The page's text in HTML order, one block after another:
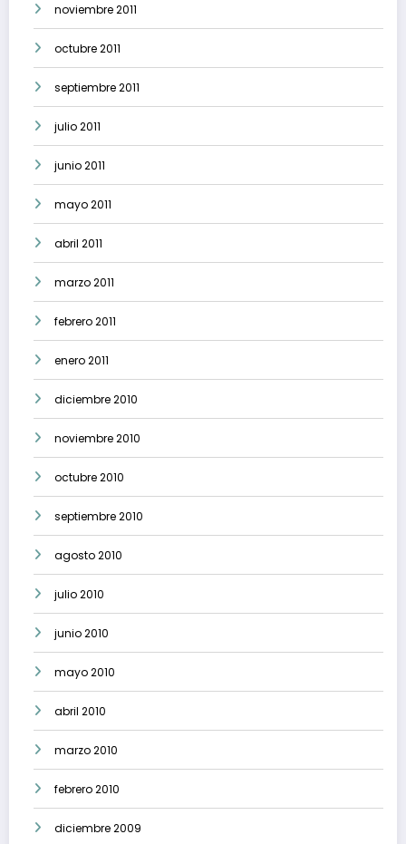
noviembre 2011
octubre 2011
septiembre 2011
julio 2011
junio 2011
mayo 2011
abril 2011
marzo 2011
febrero 2011
enero 2011
diciembre 2010
noviembre 2010
octubre 2010
septiembre 2010
agosto 2010
julio 2010
junio 2010
mayo 2010
abril 2010
marzo 2010
febrero 2010
diciembre 2009